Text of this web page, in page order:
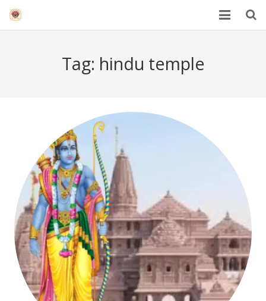
Mahakal Bhasma Aarti
Best Spiritual Quotes in Hindi
Others
Tag: hindu temple